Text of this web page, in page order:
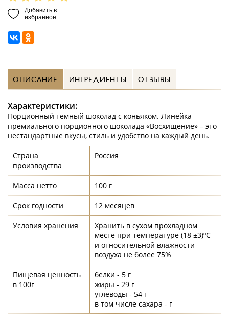
Добавить в
избранное
ОПИСАНИЕ ИНГРЕДИЕНТЫ ОТЗЫВЫ
Характеристики:
Порционный темный шоколад с коньяком. Линейка
премиального порционного шоколада «Восхищение» – это
нестандартные вкусы, стиль и удобство на каждый день.
Страна
производства
Россия
Масса нетто 100 г
Срок годности 12 месяцев
Условия хранения
Хранить в сухом прохладном
месте при температуре (18 ±3)ºС
и относительной влажности
воздуха не более 75%
Пищевая ценность
в 100г
белки - 5 г
жиры - 29 г
углеводы - 54 г
в том числе сахара - г